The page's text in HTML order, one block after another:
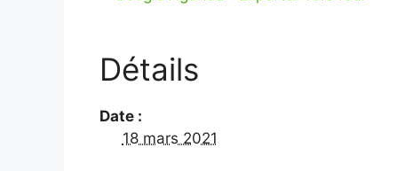
Détails
Date :
18 mars 2021